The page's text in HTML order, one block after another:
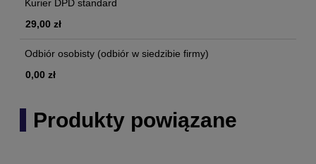
Kurier DPD standard
29,00 zł
Odbiór osobisty (odbiór w siedzibie firmy)
0,00 zł
Produkty powiązane